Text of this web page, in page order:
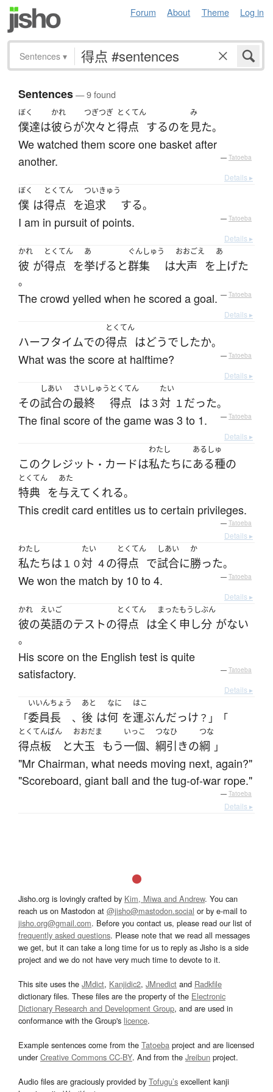
Forum About Theme Log in
Sentences ▾
Sentences— 9 found
ぼく
僕達は
かれ
彼らが
つぎつぎ
次々と
とくてん
得点 するのを
み
見た。
We watched them score one basket after
another.
— Tatoeba
Details ▸
ぼく
僕 は
とくてん
得点 を
ついきゅう
追求 する。
I am in pursuit of points. — Tatoeba
Details ▸
かれ
彼 が
とくてん
得点 を
あ
挙げる と
ぐんしゅう
群集 は
おおごえ
大声 を
あ
上げた
。
The crowd yelled when he scored a goal. — Tatoeba
Details ▸
ハーフタイムでの
とくてん
得点 はどうでしたか。
What was the score at halftime? — Tatoeba
Details ▸
その
しあい
試合の
さいしゅう
最終
とくてん
得点 は３
たい
対 １だった。
The final score of the game was 3 to 1. — Tatoeba
Details ▸
このクレジット ・ カードは
わたし
私たちに
あるしゅ
ある種の
とくてん
特典 を
あた
与えて くれる。
This credit card entitles us to certain privileges.
— Tatoeba
Details ▸
わたし
私たちは １０
たい
対 ４の
とくてん
得点 で
しあい
試合に
か
勝った。
We won the match by 10 to 4. — Tatoeba
Details ▸
かれ
彼の
えいご
英語のテストの
とくてん
得点 は
まった
全く
もうしぶん
申し分 がない
。
His score on the English test is quite
satisfactory.
— Tatoeba
Details ▸
「
いいんちょう
委員長 、
あと
後 は
なに
何 を
はこ
運ぶんだっけ ？」「
とくてんばん
得点板 と
おおだま
大玉 もう
いっこ
一個、
つなひ
綱引きの
つな
綱 」
"Mr Chairman, what needs moving next, again?"
"Scoreboard, giant ball and the tug-of-war rope."
— Tatoeba
Details ▸
Jisho.org is lovingly crafted by Kim, Miwa and Andrew. You can
reach us on Mastodon at @jisho@mastodon.social or by e-mail to
jisho.org@gmail.com. Before you contact us, please read our list of
frequently asked questions. Please note that we read all messages
we get, but it can take a long time for us to reply as Jisho is a side
project and we do not have very much time to devote to it.
This site uses the JMdict, Kanjidic2, JMnedict and Radkfile
dictionary files. These files are the property of the Electronic
Dictionary Research and Development Group, and are used in
conformance with the Group's licence.
Example sentences come from the Tatoeba project and are licensed
underCreative Commons CC-BY. And from the Jreibun project.
Audio files are graciously provided by Tofugu’s excellent kanji